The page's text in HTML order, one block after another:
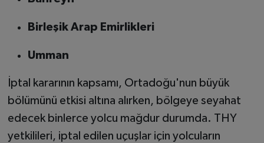
Birleşik Arap Emirlikleri
Umman
İptal kararının kapsamı, Ortadoğu'nun büyük
bölümünü etkisi altına alırken, bölgeye seyahat
edecek binlerce yolcu mağdur durumda. THY
yetkilileri, iptal edilen uçuşlar için yolcuların